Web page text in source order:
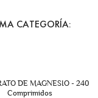
CATEGORÍA:
DE MAGNESIO - 240
Comprimidos